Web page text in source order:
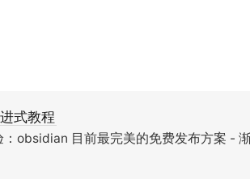
式教程
obsidian 目前最完美的免费发布方案 -